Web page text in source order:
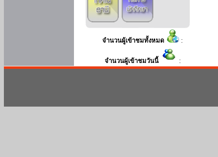
จำนวนผู้เข้าชมทั้งหมด :
จำนวนผู้เข้าชมวันนี้ :